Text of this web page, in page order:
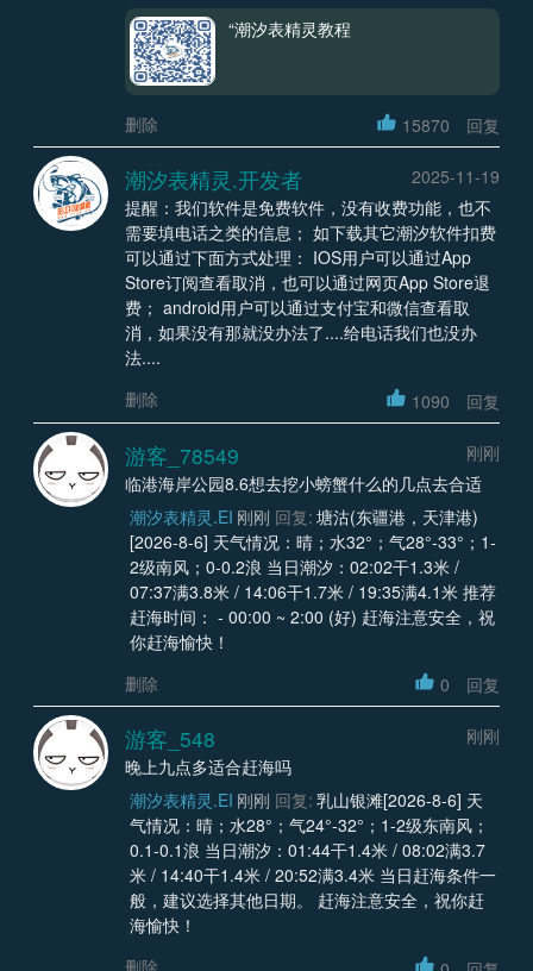
“潮汐表精灵教程
删除 15870 回复
潮汐表精灵.开发者
2025-11-19
提醒：我们软件是免费软件，没有收费功能，也不
需要填电话之类的信息； 如下载其它潮汐软件扣费
可以通过下面方式处理： IOS用户可以通过App
Store订阅查看取消，也可以通过网页App Store退
费； android用户可以通过支付宝和微信查看取
消，如果没有那就没办法了....给电话我们也没办
法....
删除
1090 回复
游客_78549
刚刚
临港海岸公园8.6想去挖小螃蟹什么的几点去合适
潮汐表精灵.EI 刚刚 回复: 塘沽(东疆港，天津港)
[2026-8-6] 天气情况：晴；水32°；气28°-33°；1-
2级南风；0-0.2浪 当日潮汐：02:02干1.3米 /
07:37满3.8米 / 14:06干1.7米 / 19:35满4.1米 推荐
赶海时间： - 00:00 ~ 2:00 (好) 赶海注意安全，祝
你赶海愉快！
删除
0 回复
游客_548
刚刚
晚上九点多适合赶海吗
潮汐表精灵.EI 刚刚 回复: 乳山银滩[2026-8-6] 天
气情况：晴；水28°；气24°-32°；1-2级东南风；
0.1-0.1浪 当日潮汐：01:44干1.4米 / 08:02满3.7
米 / 14:40干1.4米 / 20:52满3.4米 当日赶海条件一
般，建议选择其他日期。 赶海注意安全，祝你赶
海愉快！